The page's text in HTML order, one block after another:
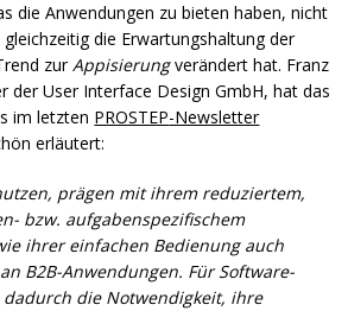
die Anwendungen zu bieten haben, nicht
die Erwartungshaltung der
zurAppisierungverändert hat. Franz
der User Interface Design GmbH, hat das
im letzten PROSTEP-Newsletter
erläutert:
prägen mit ihrem reduziertem,
bzw. aufgabenspezifischem
ihrer einfachen Bedienung auch
B2B-Anwendungen. Für Software-
die Notwendigkeit, ihre